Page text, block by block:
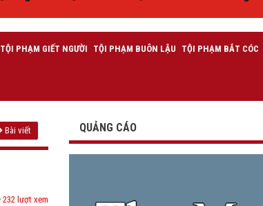
TỘI PHẠM GIẾT NGƯỜI TỘI PHẠM BUÔN LẬU TỘI PHẠM BẮT CÓC
Bài viết
232 lượt xem
QUẢNG CÁO